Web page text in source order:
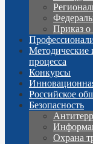
Приказ о
Методические
процесса
Конкурсы
Российское
Безопасность
Охрана